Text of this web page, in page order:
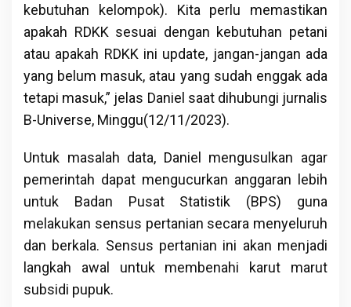
kebutuhan kelompok). Kita perlu memastikan
apakah RDKK sesuai dengan kebutuhan petani
atau apakah RDKK ini update, jangan-jangan ada
yang belum masuk, atau yang sudah enggak ada
tetapi masuk,” jelas Daniel saat dihubungi jurnalis
B-Universe, Minggu(12/11/2023).
Untuk masalah data, Daniel mengusulkan agar
pemerintah dapat mengucurkan anggaran lebih
untuk Badan Pusat Statistik (BPS) guna
melakukan sensus pertanian secara menyeluruh
dan berkala. Sensus pertanian ini akan menjadi
langkah awal untuk membenahi karut marut
subsidi pupuk.